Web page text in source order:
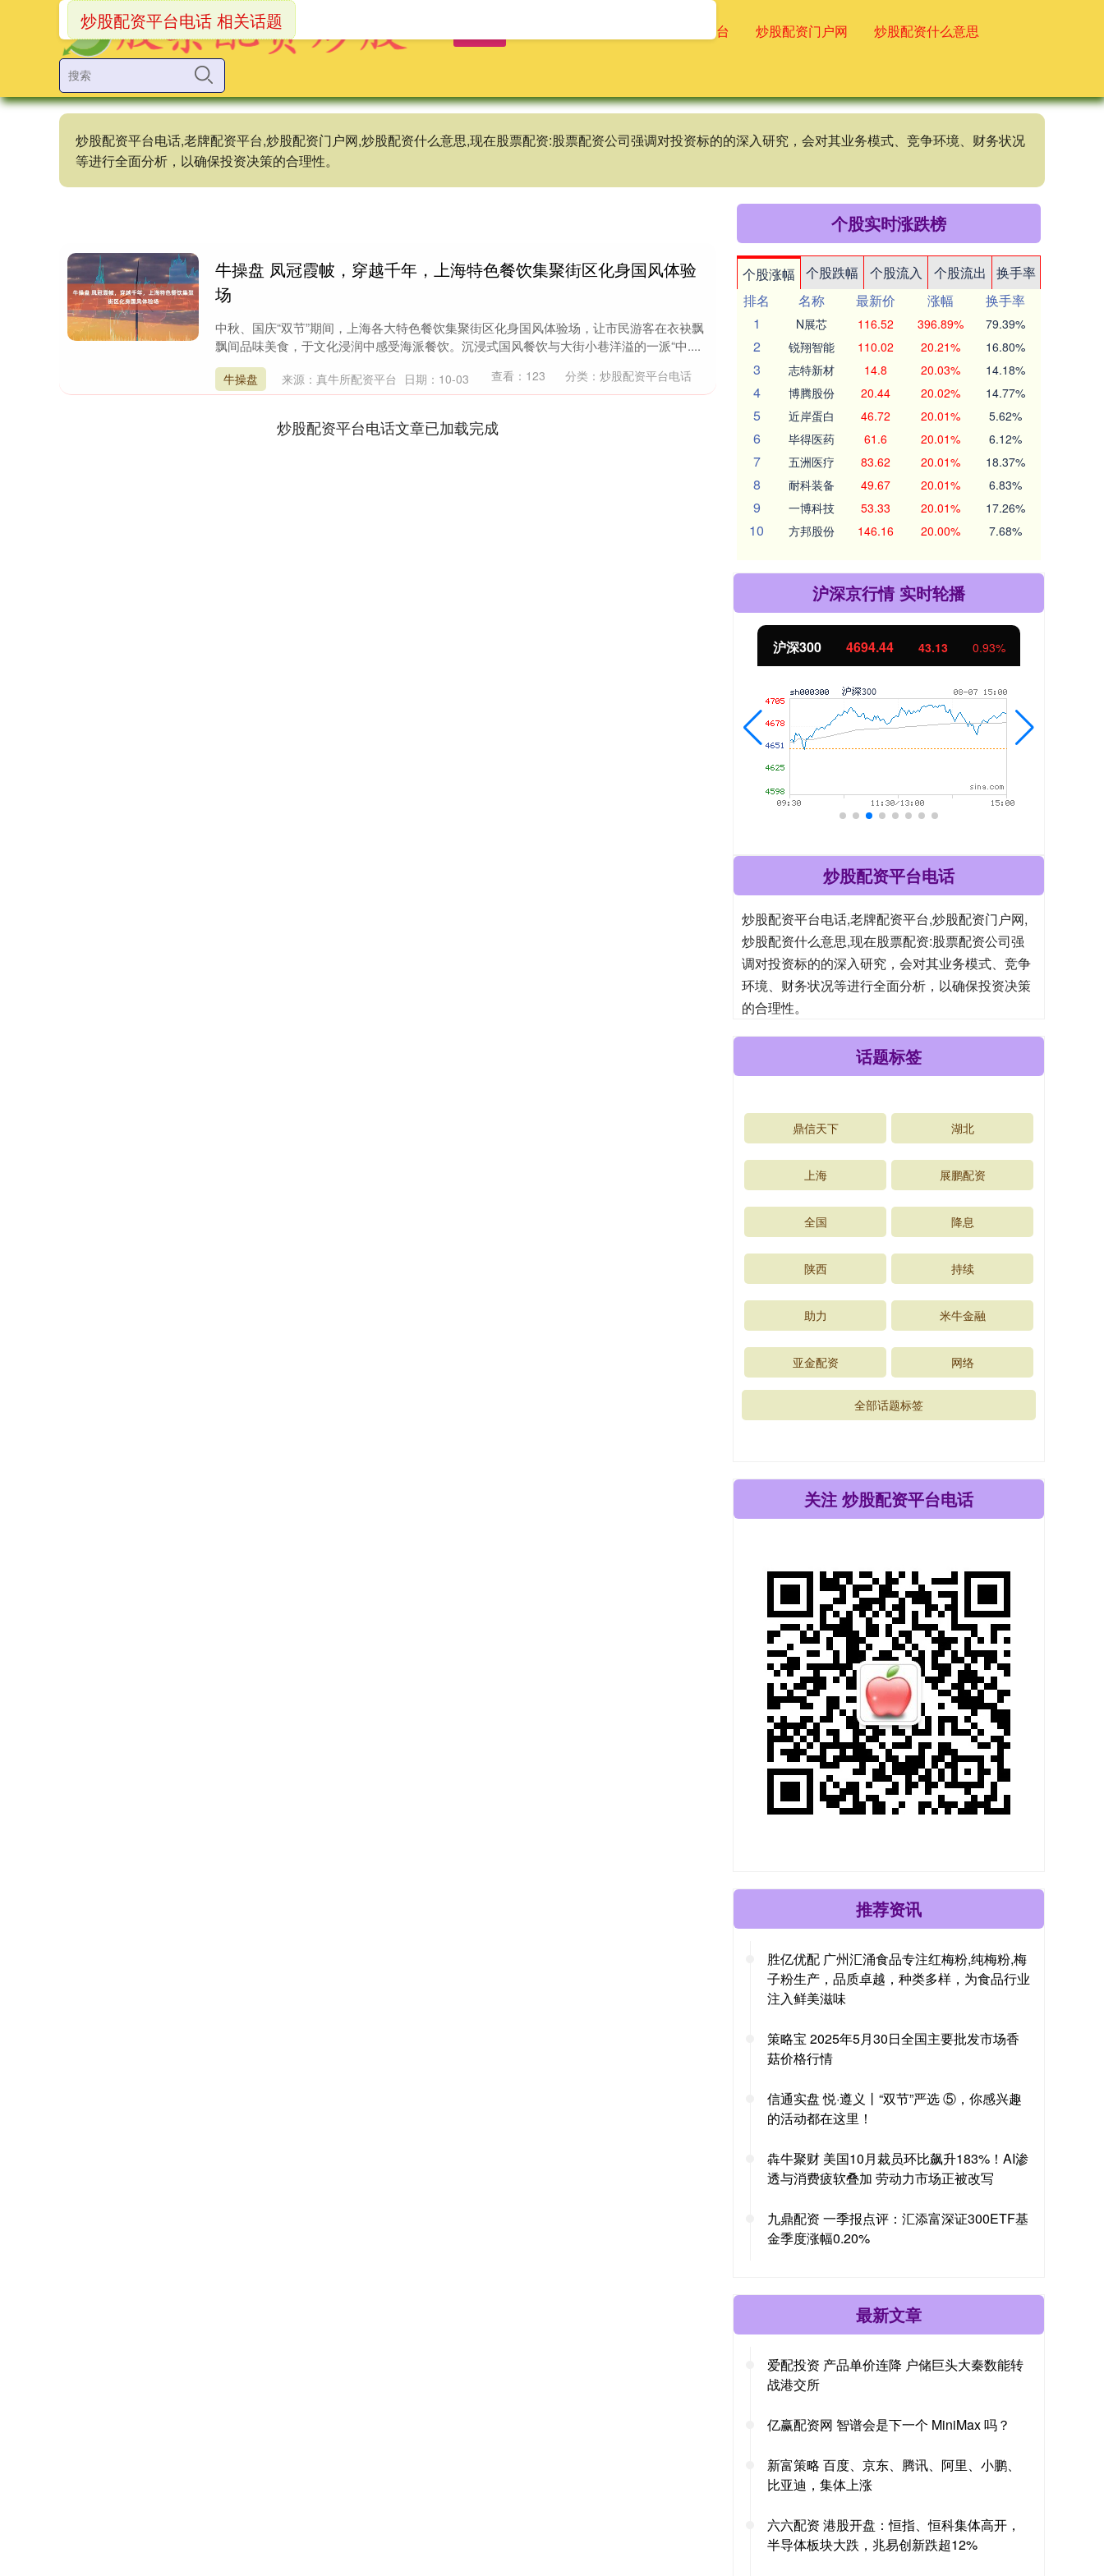
老牌配资平台 炒股配资门户网 炒股配资什么意思
炒股配资平台电话,老牌配资平台,炒股配资门户网,炒股配资什么意思,现在股票配资:股票配资公司强调对投资标的的深入研究，会对其业务模式、竞争环境、财务状况
等进行全面分析，以确保投资决策的合理性。
炒股配资平台电话 相关话题
牛操盘 凤冠霞帔，穿越千年，上海特色餐饮集聚街区化身国风体验
场
中秋、国庆“双节”期间，上海各大特色餐饮集聚街区化身国风体验场，让市民游客在衣袂飘
飘间品味美食，于文化浸润中感受海派餐饮。沉浸式国风餐饮与大街小巷洋溢的一派“中....
牛操盘 来源：真牛所配资平台 日期：10-03 查看： 123 分类： 炒股配资平台电话
炒股配资平台电话文章已加载完成
个股实时涨跌榜
个股涨幅 个股跌幅 个股流入 个股流出
换手率
排名
名称 最新价 涨幅
换手率
1
N展芯 116.52 396.89% 79.39%
2 锐翔智能 110.02 20.21% 16.80%
3 志特新材 14.8 20.03% 14.18%
4 博腾股份 20.44 20.02% 14.77%
5 近岸蛋白 46.72 20.01% 5.62%
6 毕得医药 61.6 20.01% 6.12%
7 五洲医疗 83.62 20.01% 18.37%
8 耐科装备 49.67 20.01% 6.83%
9 一博科技 53.33 20.01% 17.26%
10 方邦股份 146.16 20.00% 7.68%
沪深京行情 实时轮播
北证50 1134.24 11.37 1.01%
炒股配资平台电话
炒股配资平台电话,老牌配资平台,炒股配资门户网,
炒股配资什么意思,现在股票配资:股票配资公司强
调对投资标的的深入研究，会对其业务模式、竞争
环境、财务状况等进行全面分析，以确保投资决策
的合理性。
话题标签
鼎信天下 湖北
上海 展鹏配资
全国 降息
陕西 持续
助力 米牛金融
亚金配资 网络
全部话题标签
关注 炒股配资平台电话
推荐资讯
胜亿优配 广州汇涌食品专注红梅粉,纯梅粉,梅
子粉生产，品质卓越，种类多样，为食品行业
注入鲜美滋味
策略宝 2025年5月30日全国主要批发市场香
菇价格行情
信通实盘 悦·遵义丨“双节”严选 ⑤，你感兴趣
的活动都在这里！
犇牛聚财 美国10月裁员环比飙升183%！AI渗
透与消费疲软叠加 劳动力市场正被改写
九鼎配资 一季报点评：汇添富深证300ETF基
金季度涨幅0.20%
最新文章
爱配投资 产品单价连降 户储巨头大秦数能转
战港交所
亿赢配资网 智谱会是下一个 MiniMax 吗？
新富策略 百度、京东、腾讯、阿里、小鹏、
比亚迪，集体上涨
六六配资 港股开盘：恒指、恒科集体高开，
半导体板块大跌，兆易创新跌超12%